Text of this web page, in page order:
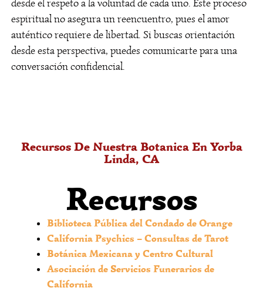
tu situación en Yorba Linda, asegurando que
comprendas el camino espiritual elegido.
¿Usan productos
específicos en sus
Seleccionamos y consagramos cada material
para apoyar la intención de tu trabajo,
¿Cómo sé si necesito una
lectura de cartas?
Si enfrentas confusión en decisiones personales
o profesionales comunes en esta área, una
lectura ofrece dirección. Es un primer paso para
desde el respeto a la voluntad de cada uno. Este proceso
espiritual no asegura un reencuentro, pues el amor
auténtico requiere de libertad. Si buscas orientación
desde esta perspectiva, puedes comunicarte para una
conversación confidencial.
Recursos De Nuestra Botanica En Yorba
Linda, CA
Recursos
Biblioteca Pública del Condado de Orange
California Psychics – Consultas de Tarot
Botánica Mexicana y Centro Cultural
Asociación de Servicios Funerarios de
California